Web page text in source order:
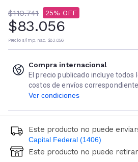
$110.741 25
$83.056
Precio s/imp. nac. $83.056
Compra internacional
El precio publicado incluye todos
costos de envíos
Ver condiciones
Este producto no puede
Capital Federal (1406)
Ingresá código postal (sólo
Este producto no puede